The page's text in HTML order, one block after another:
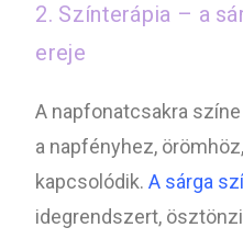
2. Színterápia – a
ereje
A napfonatcsakra
a napfényhez,
kapcsolódik.A sárga
idegrendszert,